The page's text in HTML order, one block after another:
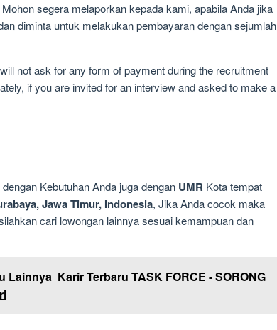
segera melaporkan kepada kami, apabila Anda jika
diminta untuk melakukan pembayaran dengan sejumlah
not ask for any form of payment during the recruitment
if you are invited for an interview and asked to make a
Kebutuhan Anda juga dengan UMR Kota tempat
Jawa Timur, Indonesia, Jika Anda cocok maka
cari lowongan lainnya sesuai kemampuan dan
Lainnya Karir Terbaru TASK FORCE - SORONG